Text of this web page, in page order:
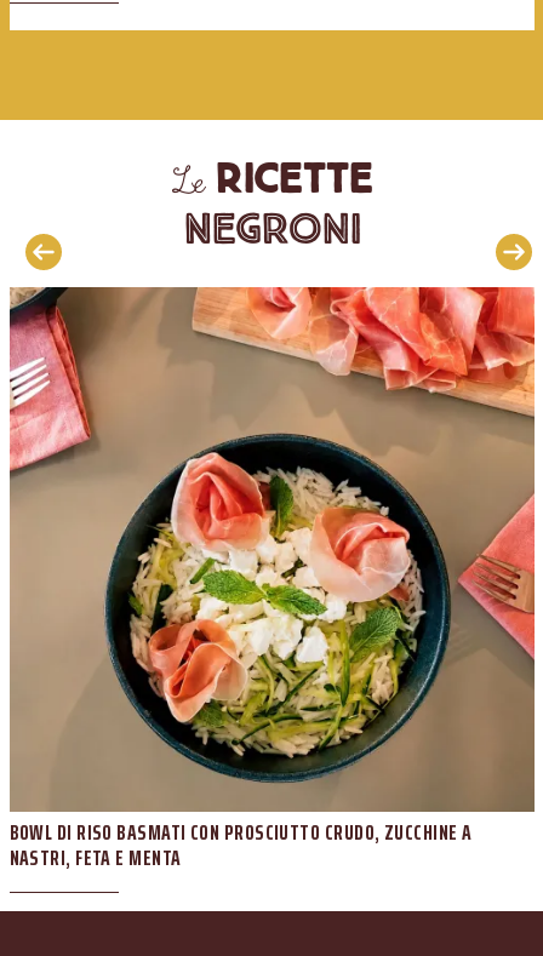
Lericette
Negroni
BOWL DI RISO BASMATI CON PROSCIUTTO CRUDO, ZUCCHINE A
NASTRI, FETA E MENTA